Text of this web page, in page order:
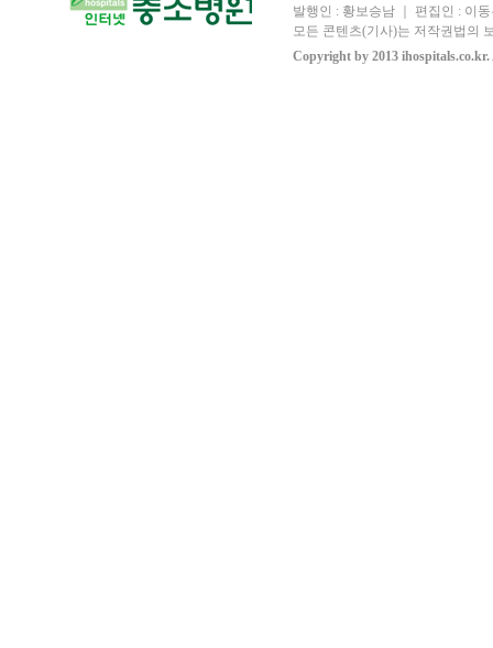
발행인 : 황보승남 ｜ 편집인 : 이
모든 콘텐츠(기사)는 저작권법의
Copyright by 2013 ihospitals.co.kr.